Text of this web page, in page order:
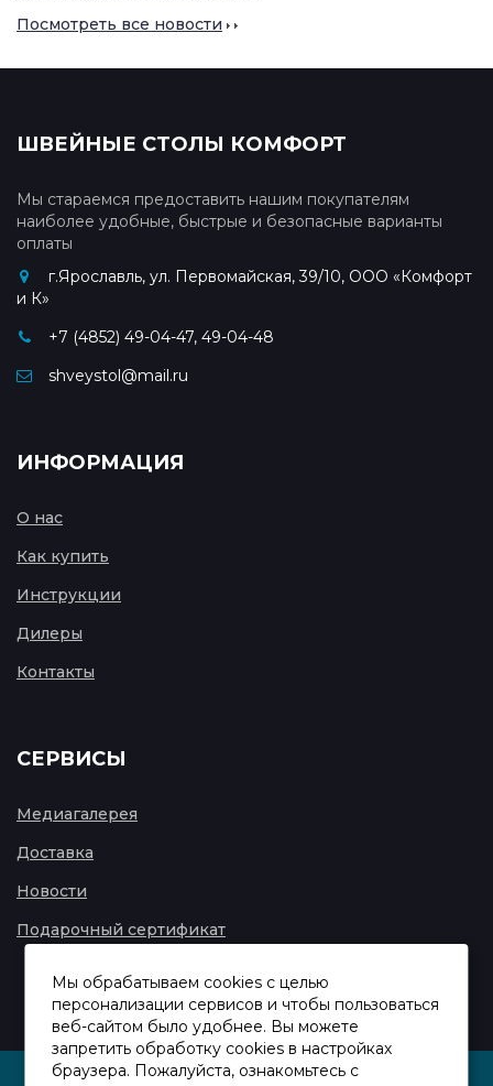
Посмотреть все новости
ШВЕЙНЫЕ СТОЛЫ КОМФОРТ
Мы стараемся предоставить нашим покупателям
наиболее удобные, быстрые и безопасные варианты
оплаты
г.Ярославль, ул. Первомайская, 39/10, ООО «Комфорт
и К»
+7 (4852) 49-04-47, 49-04-48
shveystol@mail.ru
ИНФОРМАЦИЯ
О нас
Как купить
Инструкции
Дилеры
Контакты
СЕРВИСЫ
Медиагалерея
Доставка
Новости
Подарочный сертификат
Мы обрабатываем cookies с целью
персонализации сервисов и чтобы пользоваться
веб-сайтом было удобнее. Вы можете
запретить обработку сookies в настройках
браузера. Пожалуйста, ознакомьтесь с